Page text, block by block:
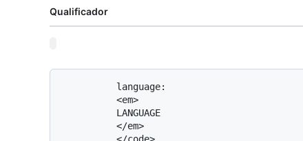
Qualificador